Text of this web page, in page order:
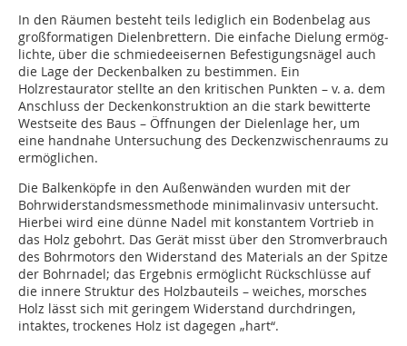
In den Räumen besteht teils lediglich ein Bodenbelag aus
großformatigen Dielenbrettern. Die einfache Dielung ermög­
lichte, über die schmiedeeisernen Befestigungsnägel auch
die Lage der Deckenbalken zu bestimmen. Ein
Holzrestaurator stellte an den kritischen Punkten – v. a. dem
Anschluss der Deckenkonstruktion an die stark bewitterte
Westseite des Baus – Öffnun­gen der Dielenlage her, um
eine handnahe Untersuchung des Deckenzwischenraums zu
ermöglichen.
Die Balkenköpfe in den Außenwänden wurden mit der
Bohrwiderstandsmessmethode minimalinvasiv untersucht.
Hierbei wird eine dünne Nadel mit konstantem Vortrieb in
das Holz gebohrt. Das Gerät misst über den Stromverbrauch
des Bohrmotors den Widerstand des Materials an der Spitze
der Bohrnadel; das Ergebnis ermöglicht Rückschlüsse auf
die innere Struktur des Holzbauteils – weiches, morsches
Holz lässt sich mit geringem Widerstand durchdringen,
intaktes, trockenes Holz ist dagegen „hart“.